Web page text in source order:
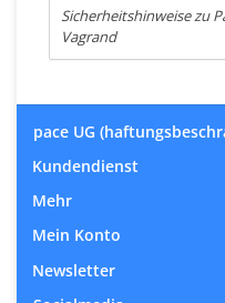
Sicherheitshinweise zu
Vagrand
pace UG
Kundendienst
Mehr
Mein Konto
Newsletter